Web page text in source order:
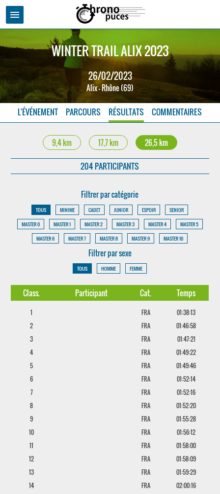
menu
WINTER TRAIL ALIX 2023
26/02/2023
Alix - Rhône (69)
L'ÉVÉNEMENT PARCOURS RÉSULTATS COMMENTAIRES
9,4 km 17,7 km 26,5 km
204 PARTICIPANTS
Filtrer par catégorie
TOUS MINIME CADET JUNIOR ESPOIR
SENIOR
MASTER 0
MASTER 1 MASTER 2 MASTER 3 MASTER 4
MASTER 5
MASTER 6
MASTER 7 MASTER 8 MASTER 9 MASTER 10
Filtrer par sexe
TOUS HOMME FEMME
Class. Participant Cat. Temps
1 FRA
01:38:13
2
FRA
01:46:58
3
FRA
01:47:21
4
FRA
01:49:22
5
FRA
01:49:46
6
FRA
01:52:14
7
FRA
01:52:16
8
FRA
01:52:20
9
FRA
01:55:28
10
FRA
01:56:12
11
FRA
01:58:00
12
FRA
01:58:09
13
FRA
01:59:29
14
FRA
02:00:16